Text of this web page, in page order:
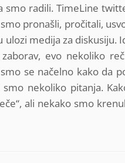
smo radili. TimeLine
pronašli, pročitali,
medija za diskusiju.
evo nekoliko
se načelno kako da
nekoliko pitanja.
ali nekako smo